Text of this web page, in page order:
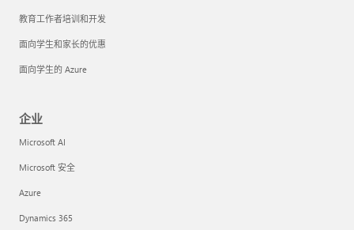
教育工作者培训和开发
面向学生和家长的优惠
面向学生的 Azure
企业
Microsoft AI
Microsoft 安全
Azure
Dynamics 365